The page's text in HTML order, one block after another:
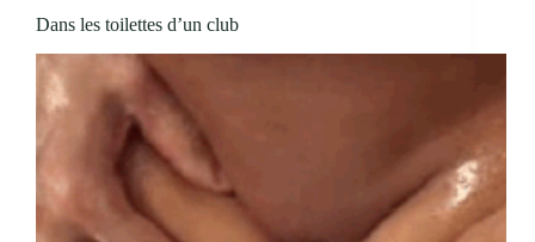
Dans les toilettes d’un club